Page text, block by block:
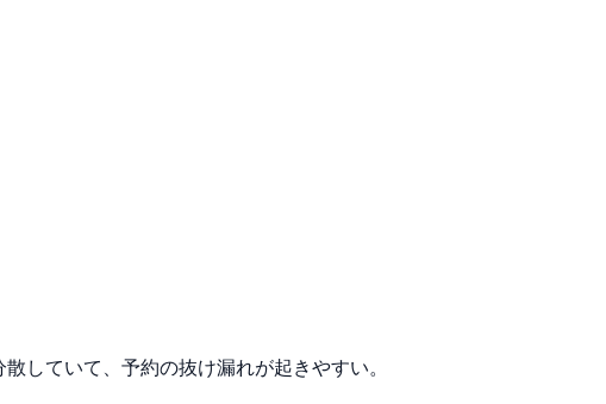
していて、予約の抜け漏れが起きやすい。